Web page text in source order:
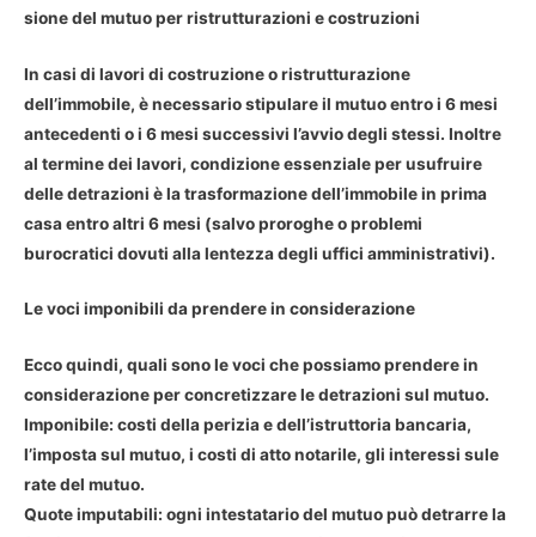
sione del mutuo per ristrutturazioni e costruzioni
In casi di lavori di costruzione o ristrutturazione
dell’immobile, è necessario stipulare il mutuo entro i 6 mesi
antecedenti o i 6 mesi successivi l’avvio degli stessi. Inoltre
al termine dei lavori, condizione essenziale per usufruire
delle detrazioni è la trasformazione dell’immobile in prima
casa entro altri 6 mesi (salvo proroghe o problemi
burocratici dovuti alla lentezza degli uffici amministrativi).
Le voci imponibili da prendere in considerazione
Ecco quindi, quali sono le voci che possiamo prendere in
considerazione per concretizzare le detrazioni sul mutuo.
Imponibile: costi della perizia e dell’istruttoria bancaria,
l’imposta sul mutuo, i costi di atto notarile, gli interessi sule
rate del mutuo.
Quote imputabili: ogni intestatario del mutuo può detrarre la